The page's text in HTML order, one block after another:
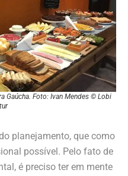
Gaúcha. Foto: Ivan Mendes © Lobi
planejamento, que como
possível. Pelo fato de
é preciso ter em mente